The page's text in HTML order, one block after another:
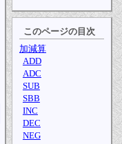
このページの目次
加減算
ADD
ADC
SUB
SBB
INC
DEC
NEG